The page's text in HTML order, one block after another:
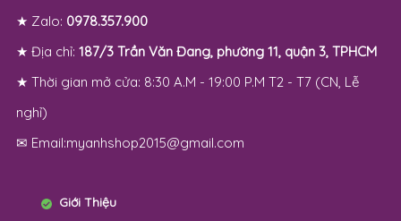
★ Zalo: 0978.357.900
★ Địa chỉ: 187/3 Trần Văn Đang, phường 11, quận 3, TPHCM
★ Thời gian mở cửa: 8:30 A.M - 19:00 P.M T2 - T7 (CN, Lễ
nghỉ)
✉ Email:myanhshop2015@gmail.com
Giới Thiệu